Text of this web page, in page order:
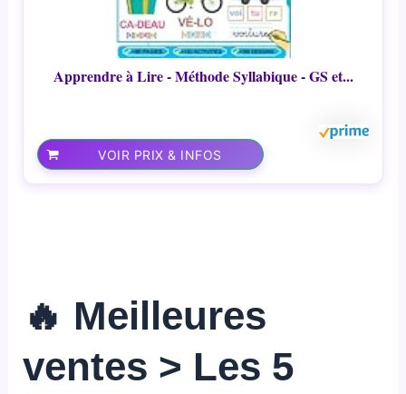
Apprendre à Lire - Méthode Syllabique - GS et...
VOIR PRIX & INFOS
🔥 Meilleures
ventes > Les 5